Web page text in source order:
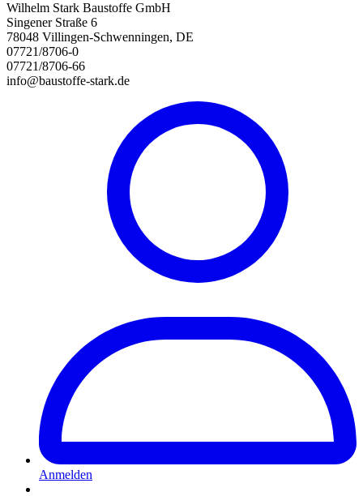
Wilhelm Stark Baustoffe GmbH
Singener Straße 6
78048 Villingen-Schwenningen, DE
07721/8706-0
07721/8706-66
info@baustoffe-stark.de
Anmelden